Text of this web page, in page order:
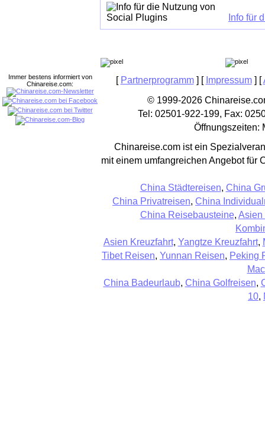
Info für
[ Partnerprogramm] [ Impressum] [
© 1999-2026
Tel: 02501-922-199, Fax:
Öffnungszeiten:
Chinareise.com ist ein
mit einem umfangreichen Angebot für
China Städtereisen, China
China Privatreisen, China
China Reisebausteine, Asien
Asien Kreuzfahrt, Yangtze Kreuzfahrt,
Tibet Reisen, Yunnan Reisen, Peking
China Badeurlaub, China Golfreisen,
10,
Immer bestens informiert von
Chinareise.com: